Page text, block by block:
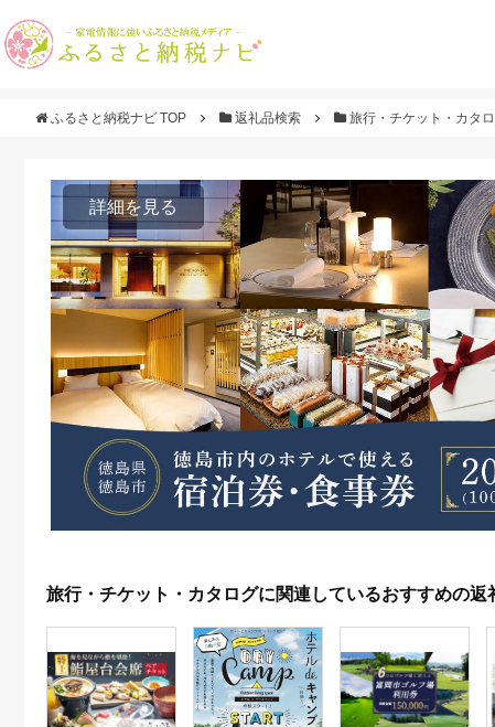
ふるさと納税ナビ TOP 返礼品検索 旅行・チケット・カタ
詳細を見る
旅行・チケット・カタログに関連しているおすすめの返